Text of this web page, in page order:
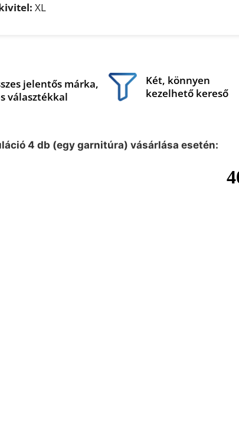
XL
jelentős márka,
választékkal
Két, könnyen
kezelhető kereső
4 db (egy garnitúra) vásárlása esetén: